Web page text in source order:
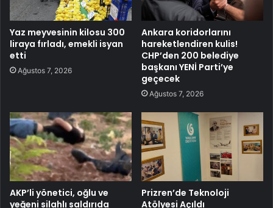
Yaz meyvesinin kilosu 300
liraya fırladı, emekli isyan
etti
Ağustos 7, 2026
Ankara koridorlarını
hareketlendiren kulis!
CHP’den 200 belediye
başkanı YENİ Parti’ye
geçecek
Ağustos 7, 2026
AKP’li yönetici, oğlu ve
yeğeni silahlı saldırıda
Prizren’de Teknoloji
Atölyesi Açıldı